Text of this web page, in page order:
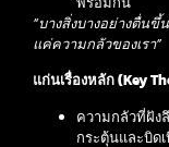
“บางสิ่งบางอย่างตื่น
แค่ความกลัวของเรา”
แก่นเรื่องหลัก (Key
ความกลัวที่ฝัง
กระตุ้นและบิด